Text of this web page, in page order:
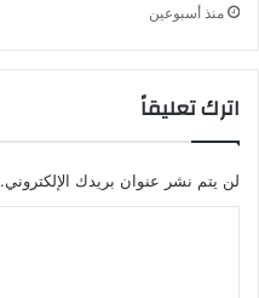
منذ أسبوعين
اترك تعليقاً
لن يتم نشر عنوان بريدك الإلكتروني.